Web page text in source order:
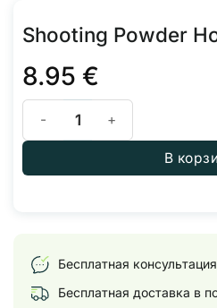
Shooting Powder
8.95 €
Количество товара Shooting
В
Бесплатная
Бесплатная доставка в